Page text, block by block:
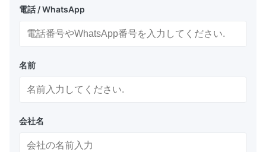
電話 / WhatsApp
名前
会社名